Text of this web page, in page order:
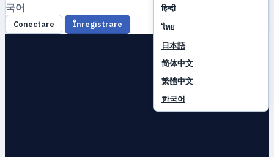
हिन्दी
ไทย
日本語
简体中文
繁體中文
한국어
국어
Conectare Înregistrare